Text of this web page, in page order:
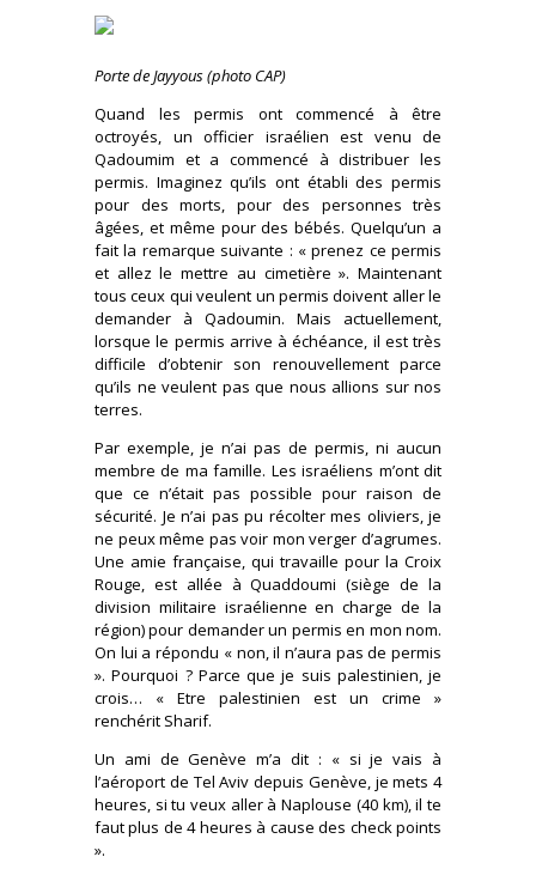
Porte de Jayyous (photo CAP)
Quand les permis ont commencé à être
octroyés, un officier israélien est venu de
Qadoumim et a commencé à distribuer les
permis. Imaginez qu’ils ont établi des permis
pour des morts, pour des personnes très
âgées, et même pour des bébés. Quelqu’un a
fait la remarque suivante : « prenez ce permis
et allez le mettre au cimetière ». Maintenant
tous ceux qui veulent un permis doivent aller le
demander à Qadoumin. Mais actuellement,
lorsque le permis arrive à échéance, il est très
difficile d’obtenir son renouvellement parce
qu’ils ne veulent pas que nous allions sur nos
terres.
Par exemple, je n’ai pas de permis, ni aucun
membre de ma famille. Les israéliens m’ont dit
que ce n’était pas possible pour raison de
sécurité. Je n’ai pas pu récolter mes oliviers, je
ne peux même pas voir mon verger d’agrumes.
Une amie française, qui travaille pour la Croix
Rouge, est allée à Quaddoumi (siège de la
division militaire israélienne en charge de la
région) pour demander un permis en mon nom.
On lui a répondu « non, il n’aura pas de permis
». Pourquoi ? Parce que je suis palestinien, je
crois… « Etre palestinien est un crime »
renchérit Sharif.
Un ami de Genève m’a dit : « si je vais à
l’aéroport de Tel Aviv depuis Genève, je mets 4
heures, si tu veux aller à Naplouse (40 km), il te
faut plus de 4 heures à cause des check points
».